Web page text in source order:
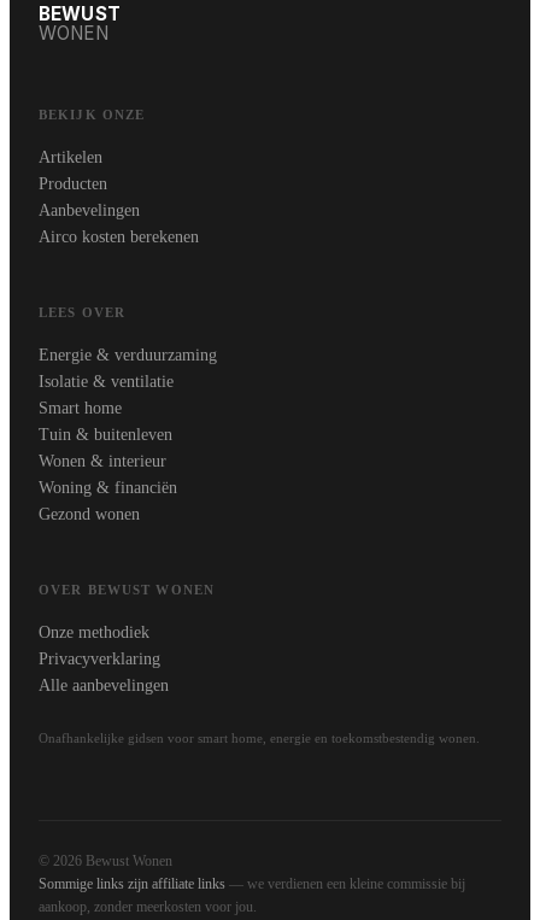
BEWUST
WONEN
BEKIJK ONZE
Artikelen
Producten
Aanbevelingen
Airco kosten berekenen
LEES OVER
Energie & verduurzaming
Isolatie & ventilatie
Smart home
Tuin & buitenleven
Wonen & interieur
Woning & financiën
Gezond wonen
OVER BEWUST WONEN
Onze methodiek
Privacyverklaring
Alle aanbevelingen
Onafhankelijke gidsen voor smart home, energie en toekomstbestendig wonen.
© 2026 Bewust Wonen
Sommige links zijn affiliate links — we verdienen een kleine commissie bij
aankoop, zonder meerkosten voor jou.